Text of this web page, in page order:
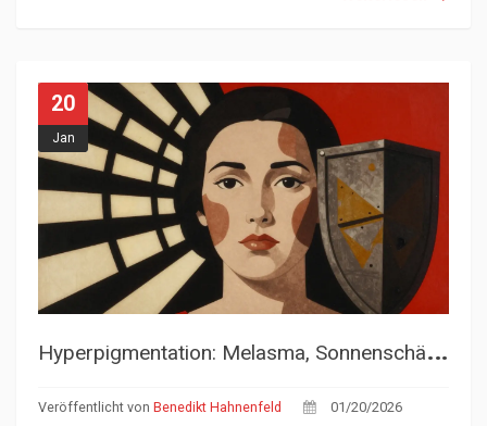
20
Jan
H
yperpigmentation: Melasma, Sonnenschäden und wirksame Cremes
Veröffentlicht von Benedikt Hahnenfeld
01/20/2026